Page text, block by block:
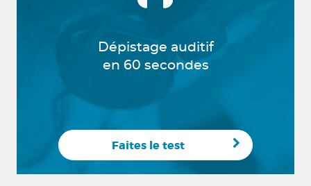
Dépistage auditif
en 60 secondes
Faites le test